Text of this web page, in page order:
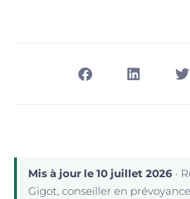
Mis à jour le 10 juillet 2026 ·
Gigot, conseiller en